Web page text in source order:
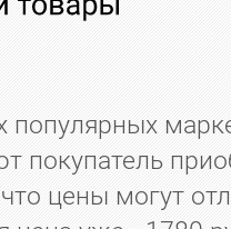
популярных
покупатель
что цены могут